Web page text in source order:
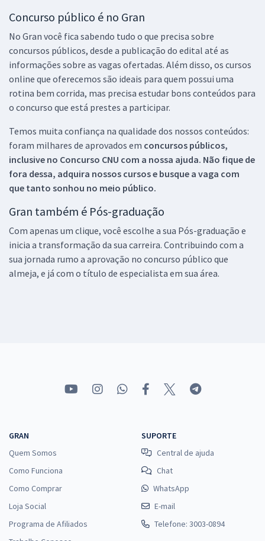
Concurso público é no Gran
No Gran você fica sabendo tudo o que precisa sobre
concursos públicos, desde a publicação do edital até as
informações sobre as vagas ofertadas. Além disso, os cursos
online que oferecemos são ideais para quem possui uma
rotina bem corrida, mas precisa estudar bons conteúdos para
o concurso que está prestes a participar.
Temos muita confiança na qualidade dos nossos conteúdos:
foram milhares de aprovados em concursos públicos,
inclusive no Concurso CNU com a nossa ajuda. Não fique de
fora dessa, adquira nossos cursos e busque a vaga com
que tanto sonhou no meio público.
Gran também é Pós-graduação
Com apenas um clique, você escolhe a sua Pós-graduação e
inicia a transformação da sua carreira. Contribuindo com a
sua jornada rumo a aprovação no concurso público que
almeja, e já com o título de especialista em sua área.
GRAN
Quem Somos
Como Funciona
Como Comprar
Loja Social
Programa de Afiliados
SUPORTE
Central de ajuda
Chat
WhatsApp
E-mail
Telefone: 3003-0894